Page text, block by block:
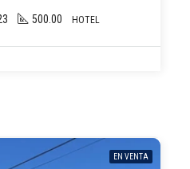
500.00 HOTEL
EN VENTA